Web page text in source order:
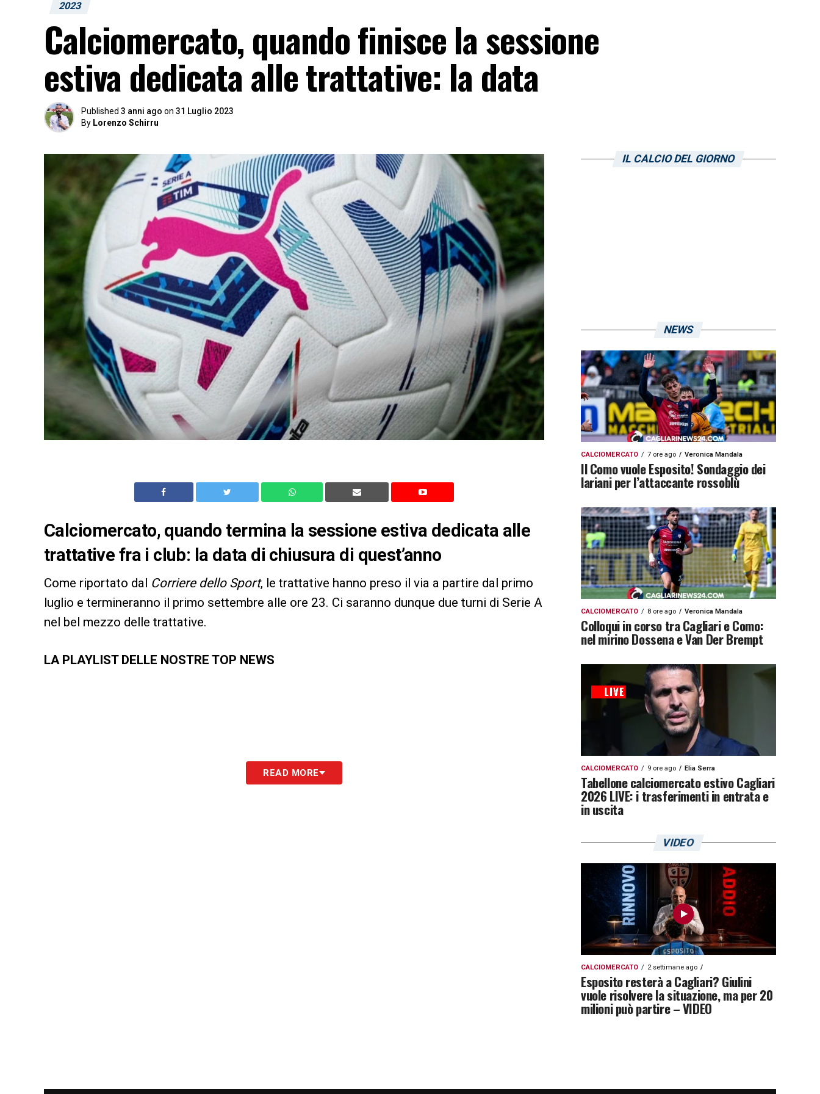
2023
Calciomercato, quando finisce la sessione
estiva dedicata alle trattative: la data
Published 3 anni ago on 31 Luglio 2023
By Lorenzo Schirru
Calciomercato, quando termina la sessione estiva dedicata alle
trattative fra i club: la data di chiusura di quest’anno
Come riportato dal Corriere dello Sport, le trattative hanno preso il via a partire dal primo
luglio e termineranno il primo settembre alle ore 23. Ci saranno dunque due turni di Serie A
nel bel mezzo delle trattative.
LA PLAYLIST DELLE NOSTRE TOP NEWS
READ MORE
IL CALCIO DEL GIORNO
NEWS
CALCIOMERCATO 7 ore ago Veronica Mandala
Il Como vuole Esposito! Sondaggio dei
lariani per l’attaccante rossoblù
CALCIOMERCATO 8 ore ago Veronica Mandala
Colloqui in corso tra Cagliari e Como:
nel mirino Dossena e Van Der Brempt
CALCIOMERCATO 9 ore ago Elia Serra
Tabellone calciomercato estivo Cagliari
2026 LIVE: i trasferimenti in entrata e
in uscita
VIDEO
CALCIOMERCATO 2 settimane ago
Esposito resterà a Cagliari? Giulini
vuole risolvere la situazione, ma per 20
milioni può partire – VIDEO